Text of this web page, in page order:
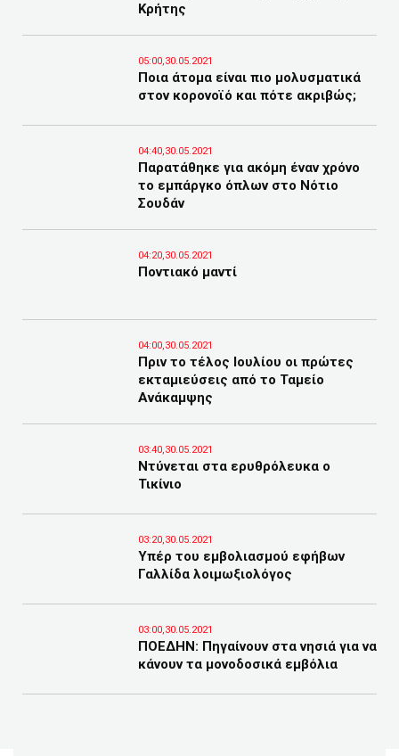
Κρήτης
05:00,30.05.2021
Ποια άτομα είναι πιο μολυσματικά
στον κορονοϊό και πότε ακριβώς;
04:40,30.05.2021
Παρατάθηκε για ακόμη έναν χρόνο
το εμπάργκο όπλων στο Νότιο
Σουδάν
04:20,30.05.2021
Ποντιακό μαντί
04:00,30.05.2021
Πριν το τέλος Ιουλίου οι πρώτες
εκταμιεύσεις από το Ταμείο
Ανάκαμψης
03:40,30.05.2021
Ντύνεται στα ερυθρόλευκα ο
Τικίνιο
03:20,30.05.2021
Υπέρ του εμβολιασμού εφήβων
Γαλλίδα λοιμωξιολόγος
03:00,30.05.2021
ΠΟΕΔΗΝ: Πηγαίνουν στα νησιά για να
κάνουν τα μονοδοσικά εμβόλια